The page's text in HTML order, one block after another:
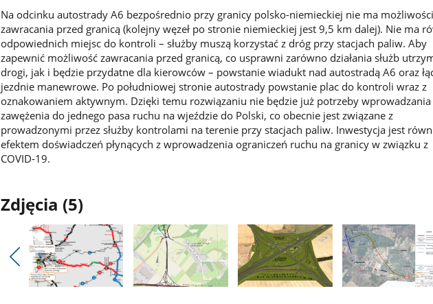
Na odcinku autostrady A6 bezpośrednio przy granicy polsko-niemieckiej nie ma możliwości
zawracania przed granicą (kolejny węzeł po stronie niemieckiej jest 9,5 km dalej). Nie ma
odpowiednich miejsc do kontroli – służby muszą korzystać z dróg przy stacjach paliw. Aby
zapewnić możliwość zawracania przed granicą, co usprawni zarówno działania służb
drogi, jak i będzie przydatne dla kierowców – powstanie wiadukt nad autostradą A6 oraz
jezdnie manewrowe. Po południowej stronie autostrady powstanie plac do kontroli wraz z
oznakowaniem aktywnym. Dzięki temu rozwiązaniu nie będzie już potrzeby wprowadzania
zawężenia do jednego pasa ruchu na wjeździe do Polski, co obecnie jest związane z
prowadzonymi przez służby kontrolami na terenie przy stacjach paliw. Inwestycja jest
efektem doświadczeń płynących z wprowadzenia ograniczeń ruchu na granicy w związku z
COVID-19.
Zdjęcia (5)
Pokaż
poprzednie